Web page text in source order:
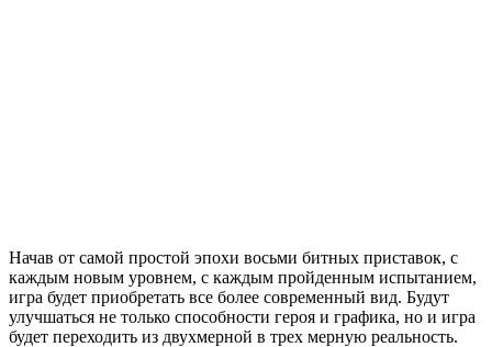
Начав от самой простой эпохи восьми битных приставок, с
каждым новым уровнем, с каждым пройденным испытанием,
игра будет приобретать все более современный вид. Будут
улучшаться не только способности героя и графика, но и игра
будет переходить из двухмерной в трех мерную реальность.